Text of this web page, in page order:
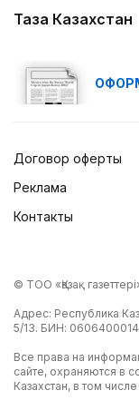
Таза Казахстан
Договор оферты
Реклама
Контакты
© ТОО «Қазақ
Адрес: Республика
5/13. БИН:
Все права на
сайте, охраняются в
Казахстан, в том